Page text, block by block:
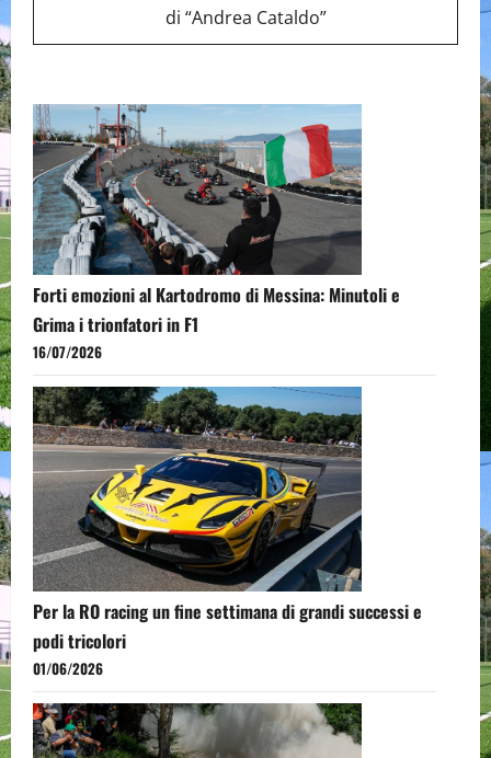
di “Andrea Cataldo”
Forti emozioni al Kartodromo di Messina: Minutoli e
Grima i trionfatori in F1
16/07/2026
Per la RO racing un fine settimana di grandi successi e
podi tricolori
01/06/2026